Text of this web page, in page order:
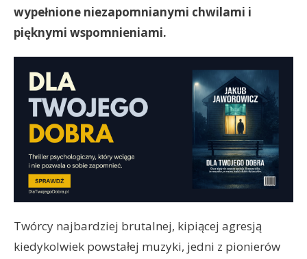
wypełnione niezapomnianymi chwilami i
pięknymi wspomnieniami.
Twórcy najbardziej brutalnej, kipiącej agresją
kiedykolwiek powstałej muzyki, jedni z pionierów